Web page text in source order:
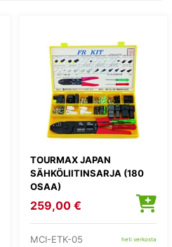
TOURMAX JAPAN
SÄHKÖLIITINSARJA (180
OSAA)
259,00 €
MCI-ETK-05 heti verkosta